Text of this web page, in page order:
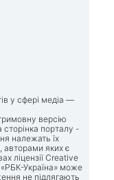
у сфері медіа —
версію
сторінка порталу -
належать їх
авторами яких є
ліцензії Creative
Україна» може
не підлягають